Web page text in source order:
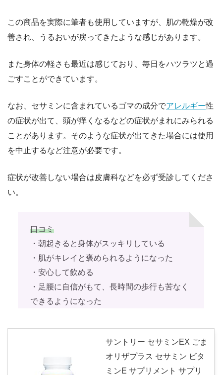
この商品を実際に筆者も使用していますが、肌の乾燥が改
善され、うるおいが戻ってきたような感じがあります。
また身体の軽さも最近は感じており、毎日をハツラツと過
ごすことができています。
なお、セサミンに含まれているゴマの成分でアレルギー性
の症状が出て、頭が痒くなるなどの症状がまれにみられる
ことがあります。そのような症状が出てきた場合には使用
を中止するなど注意が必要です。
症状が改善しない場合は皮膚科などを必ず受診してくださ
い。
口コミ
・朝起きると身体がスッキリしている
・肌がキレイと褒められるようになった
・安心して飲める
・足腰に自信がもて、長時間の歩行も苦なく
できるようになった
サントリー セサミンEX ごま
オリザプラス セサミン ビタ
ミンE サプリメント サプリ